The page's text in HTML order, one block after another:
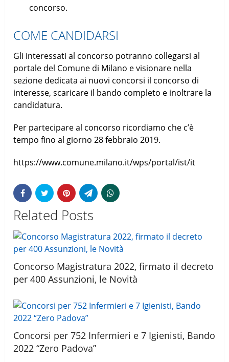
concorso.
COME CANDIDARSI
Gli interessati al concorso potranno collegarsi al
portale del Comune di Milano e visionare nella
sezione dedicata ai nuovi concorsi il concorso di
interesse, scaricare il bando completo e inoltrare la
candidatura.
Per partecipare al concorso ricordiamo che c’è
tempo fino al giorno 28 febbraio 2019.
https://www.comune.milano.it/wps/portal/ist/it
Related Posts
Concorso Magistratura 2022, firmato il decreto
per 400 Assunzioni, le Novità
Concorsi per 752 Infermieri e 7 Igienisti, Bando
2022 “Zero Padova”